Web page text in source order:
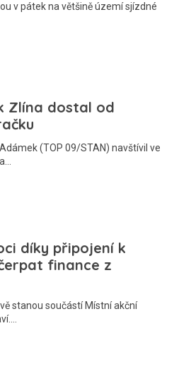
v pátek na většině území sjízdné
Zlína dostal od
(TOP 09/STAN) navštívil ve
díky připojení k
finance z
stanou součástí Místní akční